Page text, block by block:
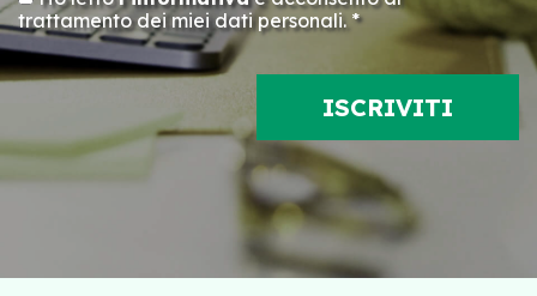
trattamento dei miei dati personali. *